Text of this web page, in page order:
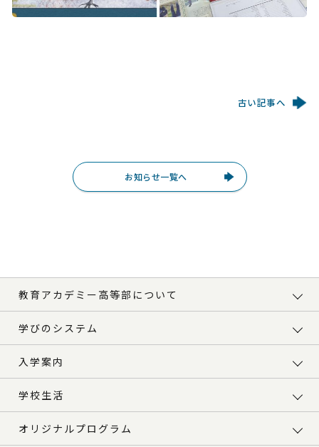
古い記事へ
お知らせ一覧へ
教育アカデミー高等部について
学びのシステム
入学案内
学校生活
オリジナルプログラム